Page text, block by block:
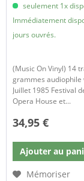
seulement 1x
Immédiatement
jours ouvrés.
(Music On Vinyl) 14
grammes
Juillet 1985 Festival
Opera House et...
34,95 €
Ajouter au
Mémoriser